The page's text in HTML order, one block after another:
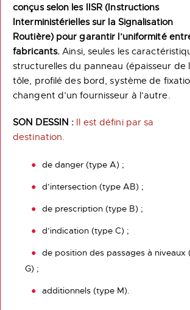
conçus selon les IISR (Instructions
Interministérielles sur la Signalisation
Routière) pour garantir l’uniformité
fabricants. Ainsi, seules les
structurelles du panneau (épaisseur de
tôle, profilé des bord, système de
changent d’un fournisseur à l’autre.
SON DESSIN : Il est défini par sa
destination.
de danger (type A) ;
d’intersection (type AB) ;
de prescription (type B) ;
d’indication (type C) ;
de position des passages à niveaux
G) ;
additionnels (type M).